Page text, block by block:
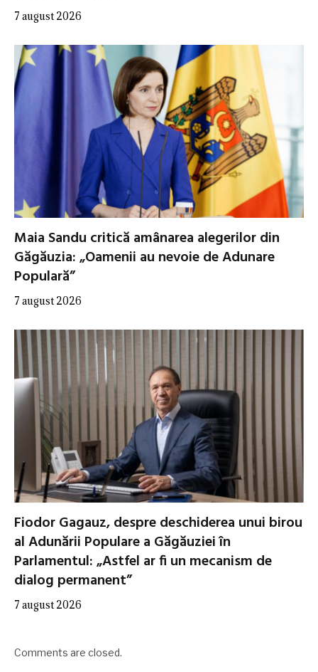
7 august 2026
Maia Sandu critică amânarea alegerilor din
Găgăuzia: „Oamenii au nevoie de Adunare
Populară”
7 august 2026
Fiodor Gagauz, despre deschiderea unui birou
al Adunării Populare a Găgăuziei în
Parlamentul: „Astfel ar fi un mecanism de
dialog permanent”
7 august 2026
Comments are closed.